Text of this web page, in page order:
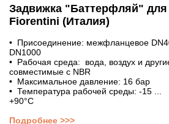
Задвижка "Баттерфляй" для
Fiorentini (Италия)
• Присоединение: межфланцевое
DN1000
• Рабочая среда: вода, воздух и
совместимые с NBR
• Максимальное давление: 16 бар
• Температура рабочей среды: -15 ...
+90°С
Подробнее >>>